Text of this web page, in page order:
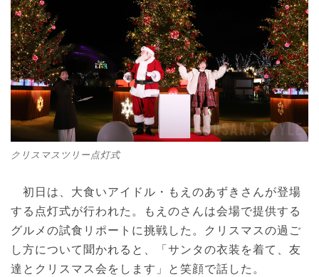
クリスマスツリー点灯式
初日は、大食いアイドル・もえのあずきさんが登場
する点灯式が行われた。もえのさんは会場で提供する
グルメの試食リポートに挑戦した。クリスマスの過ご
し方について聞かれると、「サンタの衣装を着て、友
達とクリスマス会をします」と笑顔で話した。